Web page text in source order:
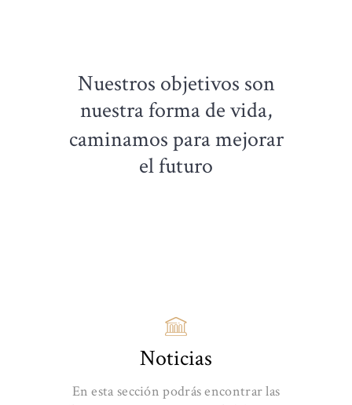
Nuestros objetivos son
nuestra forma de vida,
caminamos para mejorar
el futuro
Noticias
En esta sección podrás encontrar las